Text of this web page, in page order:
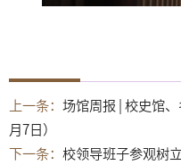
上一条： 场馆周报 | 校史馆
月7日）
下一条： 校领导班子参观树